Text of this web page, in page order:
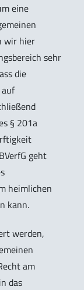
eine
wir hier
sehr
die
§ 201a
geht
heimlichen
kann.
werden,
am
das